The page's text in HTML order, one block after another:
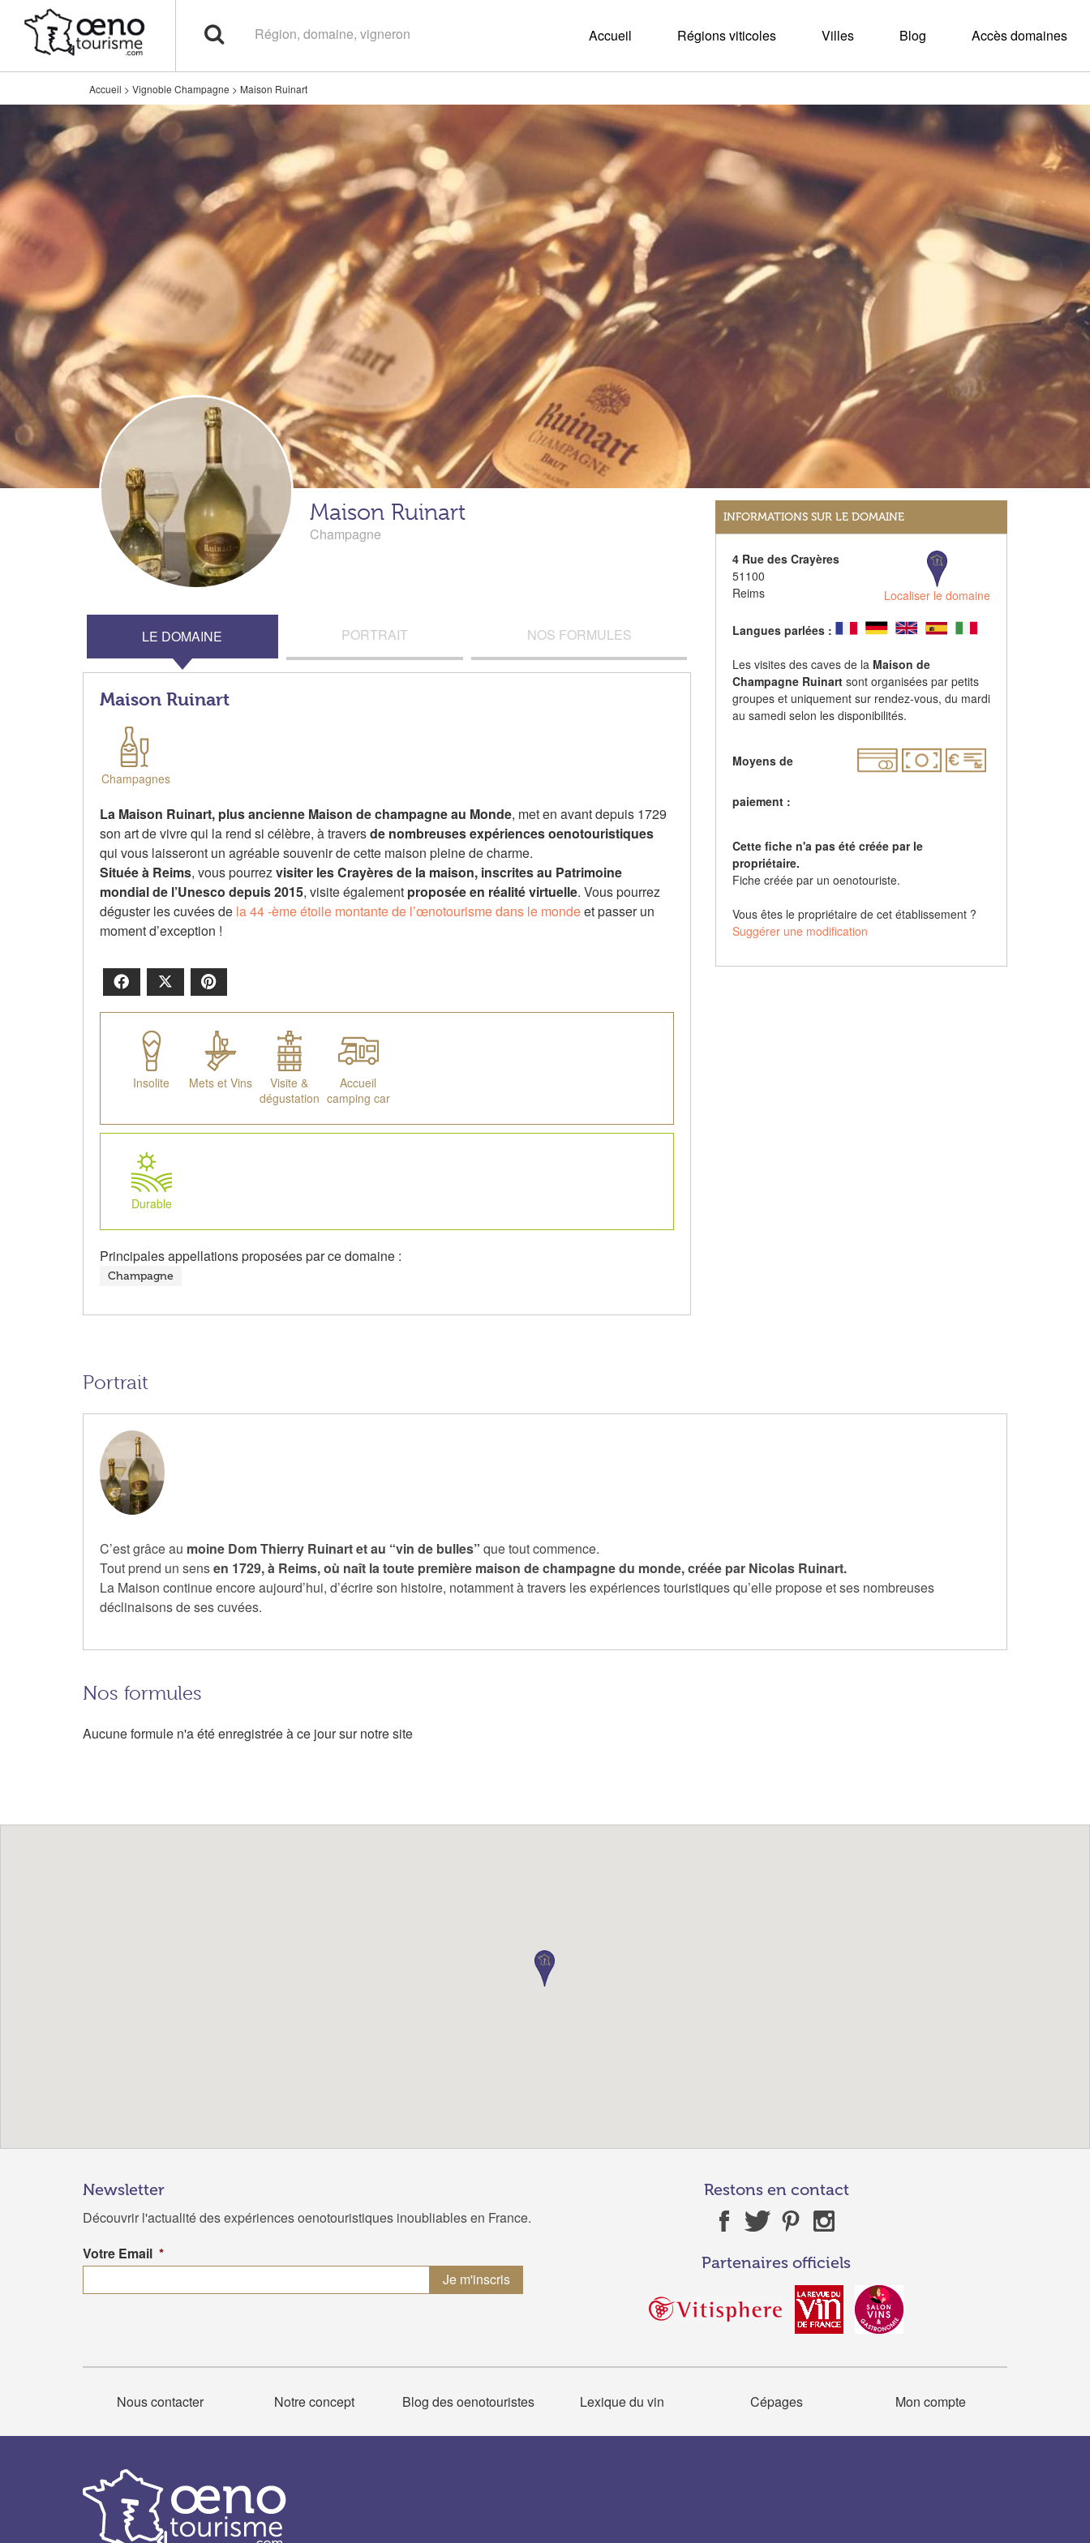
Accueil Régions viticoles Villes Blog Accès domaines
Accueil > Vignoble Champagne > Maison Ruinart
Maison Ruinart
Champagne
LE DOMAINE PORTRAIT NOS FORMULES
Maison Ruinart
Champagnes
La Maison Ruinart, plus ancienne Maison de champagne au Monde, met en avant depuis 1729
son art de vivre qui la rend si célèbre, à traversde nombreuses expériences oenotouristiques
qui vous laisseront un agréable souvenir de cette maison pleine de charme.
Située à Reims, vous pourrez visiter les Crayères de la maison, inscrites au Patrimoine
mondial de l’Unesco depuis 2015, visite également proposée en réalité virtuelle. Vous pourrez
déguster les cuvées de la 44 -ème étoile montante de l’œnotourisme dans le mondeet passer un
moment d’exception !
Facebook
Insolite Mets et Vins
Visite &
dégustation
Accueil
camping car
Durable
Principales appellations proposées par ce domaine :
Champagne
INFORMATIONS SUR LE DOMAINE
4 Rue des Crayères
51100
Reims
Localiser le domaine
Langues parlées :
Les visites des caves de la Maison de
Champagne Ruinartsont organisées par petits
groupes et uniquement sur rendez-vous, du mardi
au samedi selon les disponibilités.
Moyens de
paiement :
Cette fiche n'a pas été créée par le
propriétaire.
Fiche créée par un oenotouriste.
Vous êtes le propriétaire de cet établissement ?
Suggérer une modification
Portrait
C’est grâce au moine Dom Thierry Ruinart et au “vin de bulles” que tout commence.
Tout prend un sensen 1729, à Reims, où naît la toute première maison de champagne du monde, créée par Nicolas Ruinart.
La Maison continue encore aujourd’hui, d’écrire son histoire, notamment à travers les expériences touristiques qu’elle propose et ses nombreuses
déclinaisons de ses cuvées.
Nos formules
Aucune formule n'a été enregistrée à ce jour sur notre site
Newsletter
Découvrir l'actualité des expériences oenotouristiques inoubliables en France.
Votre Email *
Restons en contact
Partenaires officiels
Nous contacter Notre concept Blog des oenotouristes Lexique du vin Cépages Mon compte